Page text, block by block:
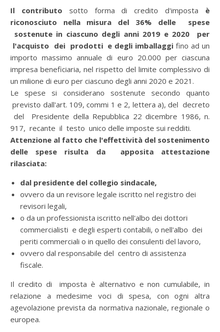
Il contributo sotto forma di credito d'imposta è
riconosciuto nella misura del 36% delle spese
sostenute in ciascuno degli anni 2019 e 2020 per
l'acquisto dei prodotti e degli imballaggi fino ad un
importo massimo annuale di euro 20.000 per ciascuna
impresa beneficiaria, nel rispetto del limite complessivo di
un milione di euro per ciascuno degli anni 2020 e 2021.
Le spese si considerano sostenute secondo quanto
previsto dall'art. 109, commi 1 e 2, lettera a), del decreto
del Presidente della Repubblica 22 dicembre 1986, n.
917, recante il testo unico delle imposte sui redditi.
Attenzione al fatto che l'effettività del sostenimento
delle spese risulta da apposita attestazione
rilasciata:
dal presidente del collegio sindacale,
ovvero da un revisore legale iscritto nel registro dei
revisori legali,
o da un professionista iscritto nell'albo dei dottori
commercialisti e degli esperti contabili, o nell'albo dei
periti commerciali o in quello dei consulenti del lavoro,
ovvero dal responsabile del centro di assistenza
fiscale.
Il credito di imposta è alternativo e non cumulabile, in
relazione a medesime voci di spesa, con ogni altra
agevolazione prevista da normativa nazionale, regionale o
europea.